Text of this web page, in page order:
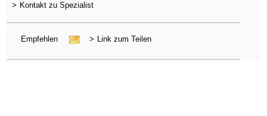
> Kontakt zu Spezialist
Empfehlen > Link zum Teilen